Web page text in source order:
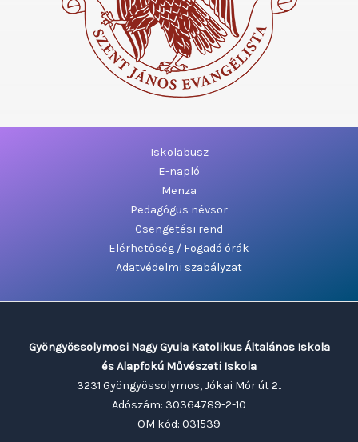
Iskolabusz
E-napló
Menza
Pedagógus névsor
Csengetési rend
Elérhetőség / Fogadó órák
Adatvédelmi szabályzat
Gyöngyössolymosi Nagy Gyula Katolikus Általános Iskola
és Alapfokú Művészeti Iskola
3231 Gyöngyössolymos, Jókai Mór út 2..
Adószám: 30364789-2-10
OM kód: 031539